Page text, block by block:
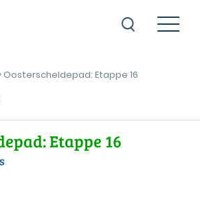
Oosterscheldepad: Etappe 16
Etappe 16